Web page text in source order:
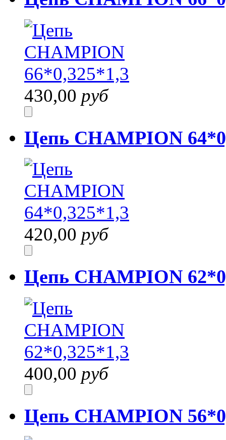
430,00 руб
Цепь CHAMPION
420,00 руб
Цепь CHAMPION
400,00 руб
Цепь CHAMPION